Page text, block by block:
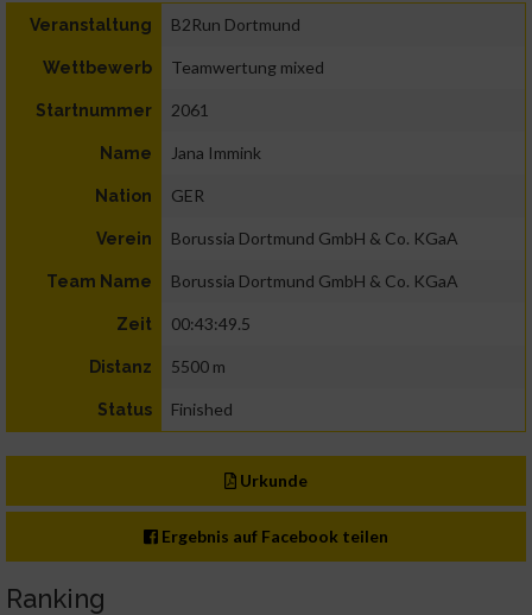
Veranstaltung B2Run Dortmund
Wettbewerb Teamwertung mixed
Startnummer 2061
Name Jana Immink
Nation GER
Verein Borussia Dortmund GmbH & Co. KGaA
Team Name Borussia Dortmund GmbH & Co. KGaA
Zeit 00:43:49.5
Distanz 5500 m
Status Finished
Urkunde
Ergebnis auf Facebook teilen
Ranking